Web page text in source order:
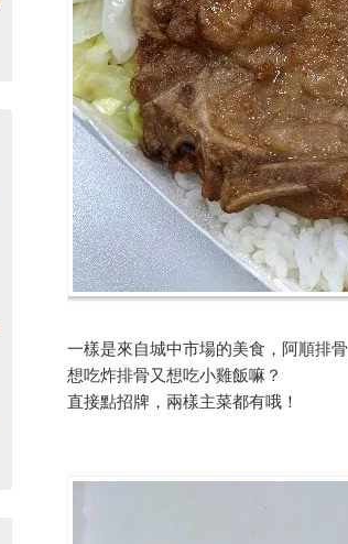
一樣是來自城中市場的美食，阿順排骨
想吃炸排骨又想吃小雞飯嘛？
直接點招牌，兩樣主菜都有哦！